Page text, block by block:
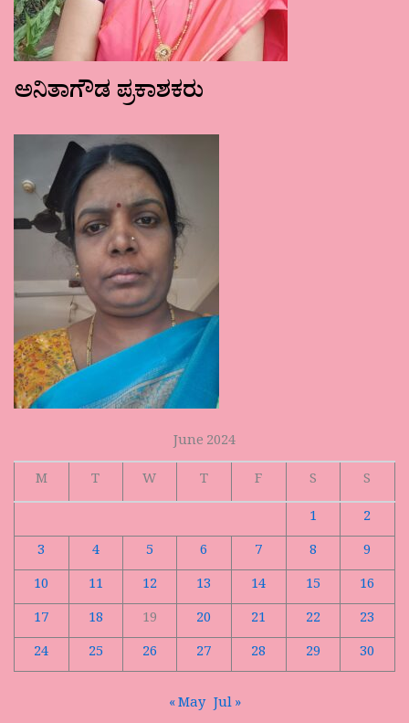
ಅನಿತಾಗೌಡ ಪ್ರಕಾಶಕರು
June 2024
M
T W T F S
S
1
2
3
4 5 6 7 8
9
10
11 12 13 14 15
16
17
18 19 20 21 22
23
24
25 26 27 28 29 30
« May Jul »